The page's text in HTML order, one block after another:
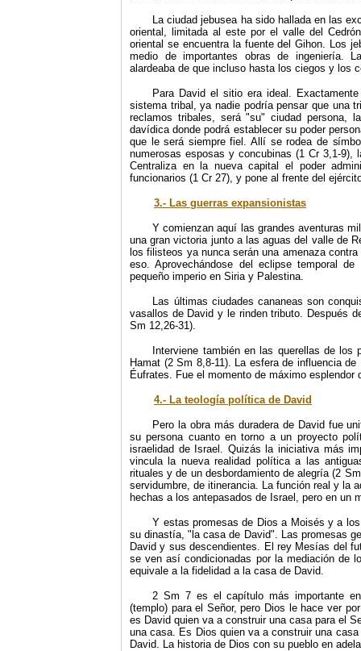
La ciudad jebusea ha sido hallada en las
oriental, limitada al este por el valle del
oriental se encuentra la fuente del Gihon. Los
medio de importantes obras de ingeniería.
alardeaba de que incluso hasta los ciegos y los
Para David el sitio era ideal.
sistema tribal, ya nadie podría pensar que una
reclamos tribales, será "su" ciudad persona,
davídica donde podrá establecer su poder
que le será siempre fiel. Allí se rodea de
numerosas esposas y concubinas (1 Cr 3,1-
Centraliza en la nueva capital el poder
funcionarios (1 Cr 27), y pone al frente del
3.- Las guerras expansionistas
Y comienzan aquí las grandes aventuras
una gran victoria junto a las aguas del valle de
los filisteos ya nunca serán una amenaza
eso. Aprovechándose del eclipse temporal
pequeño imperio en Siria y Palestina.
Las últimas ciudades cananeas son
vasallos de David y le rinden tributo. Después
Sm 12,26-31).
Interviene también en las querellas de
Hamat (2 Sm 8,8-11). La esfera de influencia
Éufrates. Fue el momento de máximo esplendor
4.- La teología política de David
Pero la obra más duradera de David fue
su persona cuanto en torno a un proyecto
israelidad de Israel. Quizás la iniciativa más
vincula la nueva realidad política a las
rituales y de un desbordamiento de alegría (2
servidumbre, de itinerancia. La función real y la
hechas a los antepasados de Israel, pero en un
Y estas promesas de Dios a Moisés y a
su dinastía, "la casa de David". Las promesas
David y sus descendientes. El rey Mesías del
se ven así condicionadas por la mediación de
equivale a la fidelidad a la casa de David.
2 Sm 7 es el capítulo más importante
(templo) para el Señor, pero Dios le hace ver
es David quien va a construir una casa para el
una casa. Es Dios quien va a construir una
David. La historia de Dios con su pueblo en